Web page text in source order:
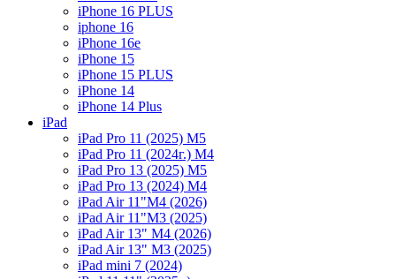
iPhone 16 PLUS
iphone 16
iPhone 16e
iPhone 15
iPhone 15 PLUS
iPhone 14
iPhone 14 Plus
iPad
iPad Pro 11 (2025) M5
iPad Pro 11 (2024г.) M4
iPad Pro 13 (2025) M5
iPad Pro 13 (2024) M4
iPad Air 11"M4 (2026)
iPad Air 11"M3 (2025)
iPad Air 13" M4 (2026)
iPad Air 13" M3 (2025)
iPad mini 7 (2024)